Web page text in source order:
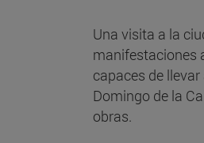
Una visita a la
manifestaciones
capaces de
Domingo de la
obras.